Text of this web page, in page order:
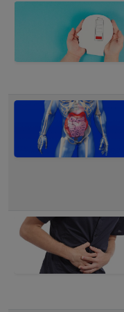
unos nuevos criterios
puntos dolorosos y
número de regiones
no
- Trastornos del
suficientes, pueden
cansados.
- Incremento de
- Malestar abdominal:
abdominales,
- Problemas
mayor urgencia para